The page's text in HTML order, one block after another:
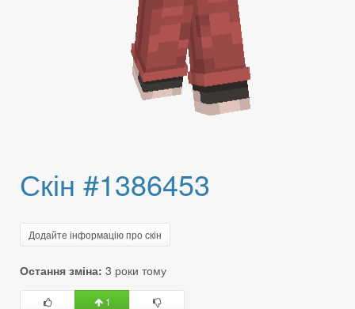
Скін #1386453
Додайте інформацію про скін
Остання зміна: 3 роки тому
1